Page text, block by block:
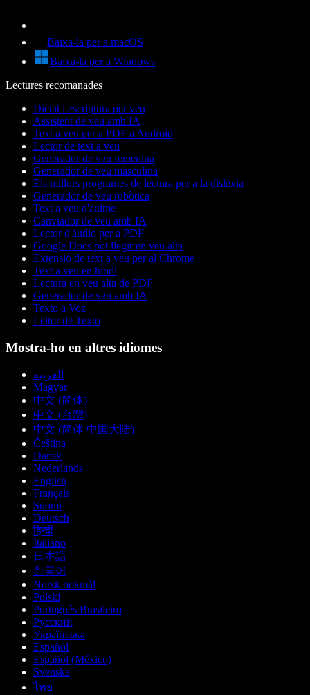
Baixa-la per a macOS
Baixa-la per a Windows
Lectures recomanades
Dictat i escriptura per veu
Assistent de veu amb IA
Text a veu per a PDF a Android
Lector de text a veu
Generador de veu femenina
Generador de veu masculina
Els millors programes de lectura per a la dislèxia
Generador de veu robòtica
Text a veu d'anime
Canviador de veu amb IA
Lector d'àudio per a PDF
Google Docs pot llegir en veu alta
Extensió de text a veu per al Chrome
Text a veu en hindi
Lectura en veu alta de PDF
Generador de veu amb IA
Texto a Voz
Leitor de Texto
Mostra-ho en altres idiomes
العربية
Magyar
中文 (简体)
中文 (台灣)
中文 (简体 中国大陆)
Čeština
Dansk
Nederlands
English
Français
Suomi
Deutsch
हिन्दी
Italiano
日本語
한국어
Norsk bokmål
Polski
Português Brasileiro
Русский
Українська
Español
Español (México)
Svenska
ไทย